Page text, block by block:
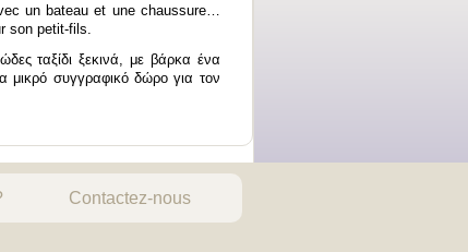
un bateau et une chaussure…
son petit-fils.
ταξίδι ξεκινά, με βάρκα ένα
μικρό συγγραφικό δώρο για τον
Contactez-nous